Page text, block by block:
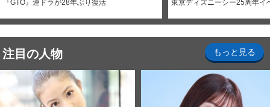
『GTO』連ドラが28年ぶり復活 東京ディズニーシー25周年イ
注目の人物 もっと見る